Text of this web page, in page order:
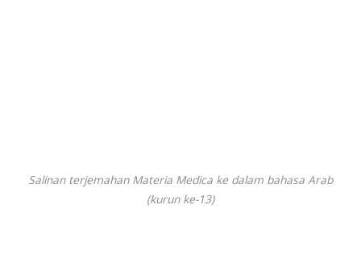
Salinan terjemahan Materia Medica ke dalam bahasa Arab
(kurun ke-13)